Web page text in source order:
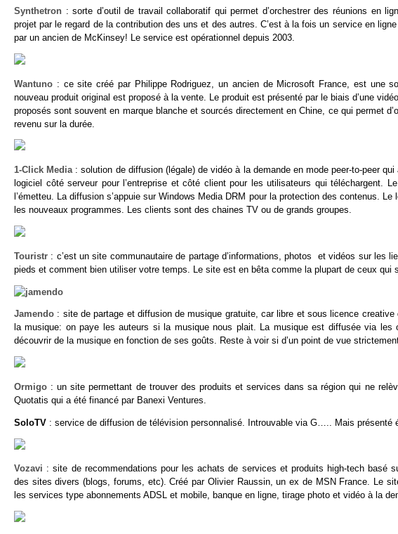
Synthetron : sorte d’outil de travail collaboratif qui permet d’orchestrer des réunions en
projet par le regard de la contribution des uns et des autres. C’est à la fois un service en
par un ancien de McKinsey! Le service est opérationnel depuis 2003.
Wantuno : ce site créé par Philippe Rodriguez, un ancien de Microsoft France, est une
nouveau produit original est proposé à la vente. Le produit est présenté par le biais d’une
proposés sont souvent en marque blanche et sourcés directement en Chine, ce qui permet
revenu sur la durée.
1-Click Media: solution de diffusion (légale) de vidéo à la demande en mode peer-to-peer
logiciel côté serveur pour l’entreprise et côté client pour les utilisateurs qui téléchargent.
l’émetteu. La diffusion s’appuie sur Windows Media DRM pour la protection des contenus.
les nouveaux programmes. Les clients sont des chaines TV ou de grands groupes.
Touristr : c’est un site communautaire de partage d’informations, photos et vidéos sur les
pieds et comment bien utiliser votre temps. Le site est en bêta comme la plupart de ceux qui
Jamendo : site de partage et diffusion de musique gratuite, car libre et sous licence
la musique: on paye les auteurs si la musique nous plait. La musique est diffusée via
découvrir de la musique en fonction de ses goûts. Reste à voir si d’un point de vue
Ormigo : un site permettant de trouver des produits et services dans sa région qui ne
Quotatis qui a été financé par Banexi Ventures.
SoloTV : service de diffusion de télévision personnalisé. Introuvable via G….. Mais présenté
Vozavi : site de recommendations pour les achats de services et produits high-tech basé
des sites divers (blogs, forums, etc). Créé par Olivier Raussin, un ex de MSN France. Le
les services type abonnements ADSL et mobile, banque en ligne, tirage photo et vidéo à la